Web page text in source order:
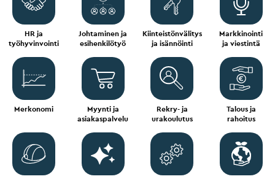
HR ja
työhyvinvointi
Johtaminen ja
esihenkilötyö
Kiinteistönvälitys
ja isännöinti
Markkinointi
ja viestintä
Merkonomi
Myynti ja
asiakaspalvelu
Rekry- ja
urakoulutus
Talous ja
rahoitus